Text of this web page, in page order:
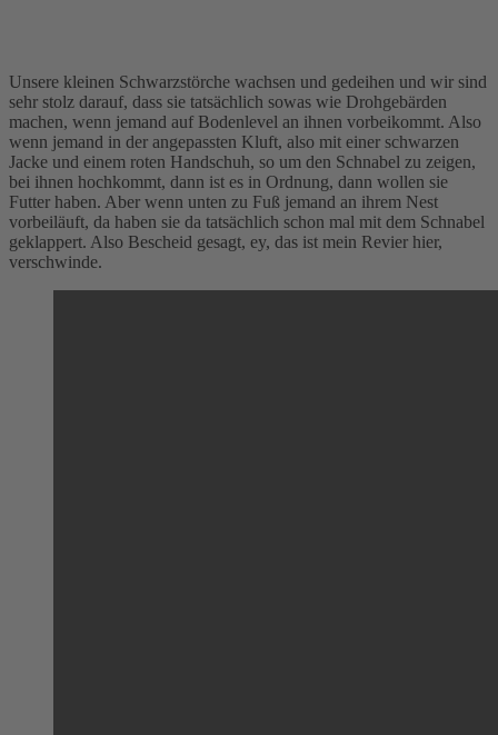
Unsere kleinen Schwarzstörche wachsen und gedeihen und wir sind
sehr stolz darauf, dass sie tatsächlich sowas wie Drohgebärden
machen, wenn jemand auf Bodenlevel an ihnen vorbeikommt. Also
wenn jemand in der angepassten Kluft, also mit einer schwarzen
Jacke und einem roten Handschuh, so um den Schnabel zu zeigen,
bei ihnen hochkommt, dann ist es in Ordnung, dann wollen sie
Futter haben. Aber wenn unten zu Fuß jemand an ihrem Nest
vorbeiläuft, da haben sie da tatsächlich schon mal mit dem Schnabel
geklappert. Also Bescheid gesagt, ey, das ist mein Revier hier,
verschwinde.